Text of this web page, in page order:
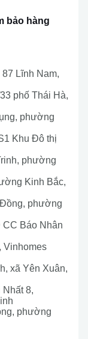
bảo hàng
Lĩnh Nam,
phố Thái Hà,
phường
Khu Đô thị
phường
Kinh Bắc,
phường
CC Báo Nhân
Vinhomes
xã Yên Xuân,
8,
phường